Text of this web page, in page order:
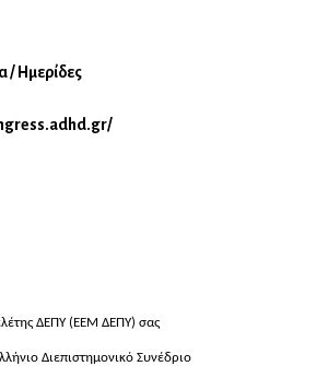
ΔΕΠΥ (ΕΕΜ ΔΕΠΥ) σας
Διεπιστημονικό Συνέδριο
/ Ημερίδες